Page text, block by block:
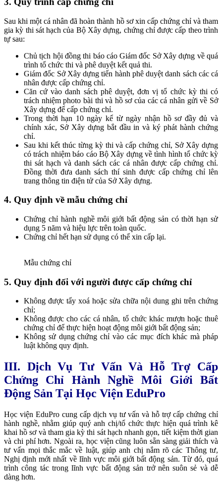
Sau khi một cá nhân đã hoàn thành hồ sơ xin cấp chứng chỉ và tham
gia kỳ thi sát hạch của Bộ Xây dựng, chứng chỉ được cấp theo trình
tự sau:
Chủ tịch hội đồng thi báo cáo Giám đốc Sở Xây dựng về quá
trình tổ chức thi và phê duyệt kết quả thi.
Giám đốc Sở Xây dựng tiến hành phê duyệt danh sách các cá
nhân được cấp chứng chỉ.
Căn cứ vào danh sách phê duyệt, đơn vị tổ chức kỳ thi có
trách nhiệm photo bài thi và hồ sơ của các cá nhân gửi về Sở
Xây dựng để cấp chứng chỉ.
Trong thời hạn 10 ngày kể từ ngày nhận hồ sơ đầy đủ và
chính xác, Sở Xây dựng bắt đầu in và ký phát hành chứng
chỉ.
Sau khi kết thúc từng kỳ thi và cấp chứng chỉ, Sở Xây dựng
có trách nhiệm báo cáo Bộ Xây dựng về tình hình tổ chức kỳ
thi sát hạch và danh sách các cá nhân được cấp chứng chỉ.
Đồng thời đưa danh sách thí sinh được cấp chứng chỉ lên
trang thông tin điện tử của Sở Xây dựng.
4. Quy định về mẫu chứng chỉ
Chứng chỉ hành nghề môi giới bất động sản có thời hạn sử
dụng 5 năm và hiệu lực trên toàn quốc.
Chứng chỉ hết hạn sử dụng có thể xin cấp lại.
Mẫu chứng chỉ
5. Quy định đối với người được cấp chứng chỉ
Không được tẩy xoá hoặc sửa chữa nội dung ghi trên chứng
chỉ;
Không được cho các cá nhân, tổ chức khác mượn hoặc thuê
chứng chỉ để thực hiện hoạt động môi giới bất động sản;
Không sử dụng chứng chỉ vào các mục đích khác mà pháp
luật không quy định.
III. Dịch Vụ Tư Vấn Và Hỗ Trợ Cấp
Chứng Chỉ Hành Nghề Môi Giới Bất
Động Sản Tại Học Viện EduPro
Học viện EduPro cung cấp dịch vụ tư vấn và hỗ trợ cấp chứng chỉ
hành nghề, nhằm giúp quý anh chị/tổ chức thực hiện quá trình kê
khai hồ sơ và tham gia kỳ thi sát hạch nhanh gọn, tiết kiệm thời gian
và chi phí hơn. Ngoài ra, học viện cũng luôn sẵn sàng giải thích và
tư vấn mọi thắc mắc về luật, giúp anh chị nắm rõ các Thông tư,
Nghị định mới nhất về lĩnh vực môi giới bất động sản. Từ đó, quá
trình công tác trong lĩnh vực bất động sản trở nên suôn sẻ và dễ
dàng hơn.